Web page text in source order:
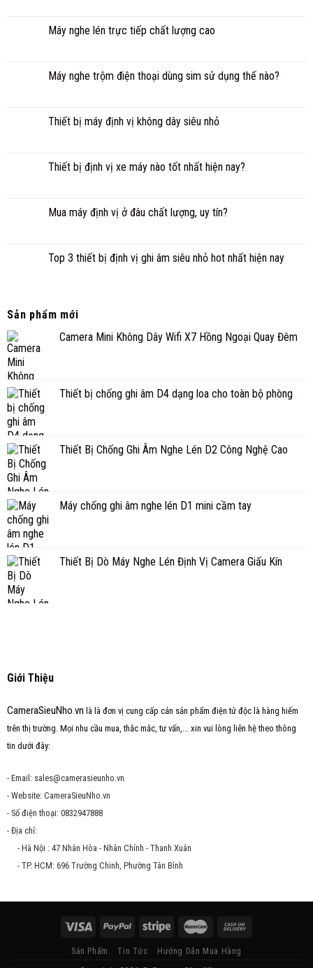
Máy nghe lén trực tiếp chất lượng cao
Máy nghe trộm điện thoại dùng sim sử dụng thế nào?
Thiết bị máy định vị không dây siêu nhỏ
Thiết bị định vị xe máy nào tốt nhất hiện nay?
Mua máy định vị ở đâu chất lượng, uy tín?
Top 3 thiết bị định vị ghi âm siêu nhỏ hot nhất hiện nay
Sản phẩm mới
Camera Mini Không Dây Wifi X7 Hồng Ngoại Quay Đêm
Thiết bị chống ghi âm D4 dạng loa cho toàn bộ phòng
Thiết Bị Chống Ghi Âm Nghe Lén D2 Công Nghệ Cao
Máy chống ghi âm nghe lén D1 mini cầm tay
Thiết Bị Dò Máy Nghe Lén Định Vị Camera Giấu Kín
Giới Thiệu
CameraSieuNho.vn là là đơn vị cung cấp cản sản phẩm điện tử độc là hàng hiếm
trên thị trường. Mọi nhu cầu mua, thắc mắc, tư vấn,... xin vui lòng liên hệ theo thông
tin dưới đây:
- Email: sales@camerasieunho.vn
- Website: CameraSieuNho.vn
- Số điện thoại: 0832947888
- Địa chỉ:
- Hà Nội : 47 Nhân Hòa - Nhân Chính - Thanh Xuân
- TP. HCM: 696 Trường Chinh, Phường Tân Bình
Sản Phẩm Tin Tức Hướng Dẫn Mua Hàng